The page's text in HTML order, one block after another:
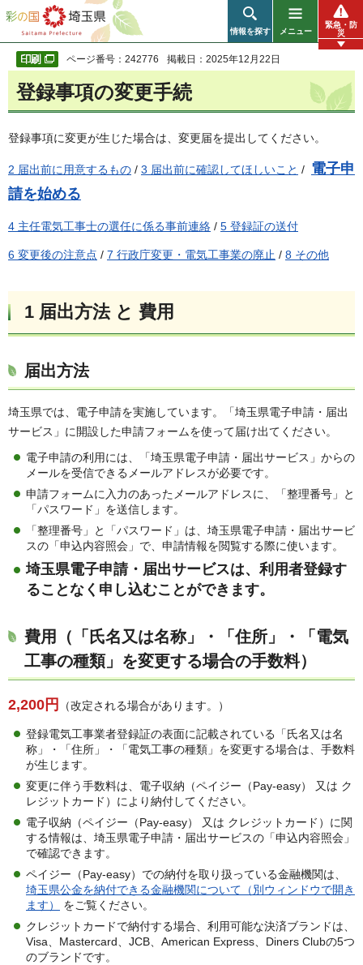
彩の国 埼玉県
情報を探す メニュー
緊急・防
災
ページ番号：242776 掲載日：2025年12月22日
登録事項の変更手続
登録事項に変更が生じた場合は、変更届を提出してください。
2 届出前に用意するもの / 3 届出前に確認してほしいこと / 電子申
請を始める
4 主任電気工事士の選任に係る事前連絡 / 5 登録証の送付
6 変更後の注意点 / 7 行政庁変更・電気工事業の廃止 / 8 その他
1 届出方法 と 費用
届出方法
埼玉県では、電子申請を実施しています。「埼玉県電子申請・届出
サービス」に開設した申請フォームを使って届け出てください。
電子申請の利用には、「埼玉県電子申請・届出サービス」からの
メールを受信できるメールアドレスが必要です。
申請フォームに入力のあったメールアドレスに、「整理番号」と
「パスワード」を送信します。
「整理番号」と「パスワード」は、埼玉県電子申請・届出サービ
スの「申込内容照会」で、申請情報を閲覧する際に使います。
埼玉県電子申請・届出サービスは、利用者登録す
ることなく申し込むことができます。
費用（「氏名又は名称」・「住所」・「電気
工事の種類」を変更する場合の手数料）
2,200円 （改定される場合があります。）
登録電気工事業者登録証の表面に記載されている「氏名又は名
称」・「住所」・「電気工事の種類」を変更する場合は、手数料
が生じます。
変更に伴う手数料は、電子収納（ペイジー（Pay-easy） 又は ク
レジットカード）により納付してください。
電子収納（ペイジー（Pay-easy） 又は クレジットカード）に関
する情報は、埼玉県電子申請・届出サービスの「申込内容照会」
で確認できます。
ペイジー（Pay-easy）での納付を取り扱っている金融機関は、
埼玉県公金を納付できる金融機関について（別ウィンドウで開き
ます）
をご覧ください。
クレジットカードで納付する場合、利用可能な決済ブランドは、
Visa、Mastercard、JCB、American Express、Diners Clubの5つ
のブランドです。